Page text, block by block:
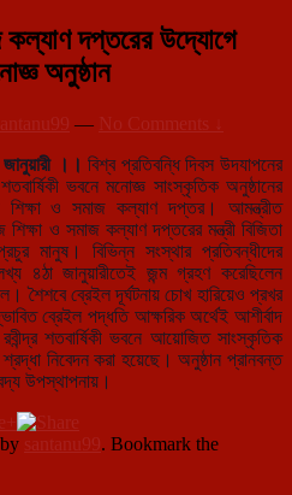
কল্যাণ দপ্তরের উদ্যোগে
অনুষ্ঠান
— No Comments ↓
।। বিশ্ব প্রতিবন্ধি দিবস উদযাপনের
ভবনে মনোজ্ঞ সাংস্কৃতিক অনুষ্ঠানের
ও সমাজ কল্যাণ দপ্তর। আমন্ত্রীত
ও সমাজ কল্যাণ দপ্তরের মন্ত্রী বিজিতা
মানুষ। বিভিন্ন সংস্থার প্রতিবন্ধীদের
৪ঠা জানুয়ারীতেই জন্ম গ্রহণ করেছিলেন
শৈশবে ব্রেইল দূর্ঘটনায় চোখ হারিয়েও প্রখর
ব্রেইল পদ্ধতি আক্ষরিক অর্থেই আশীর্বাদ
শতবার্ষিকী ভবনে আয়োজিত সাংস্কৃতিক
নিবেদন করা হয়েছে। অনুষ্ঠান প্রানবন্ত
উপস্থাপনায়।
by santanu99. Bookmark the